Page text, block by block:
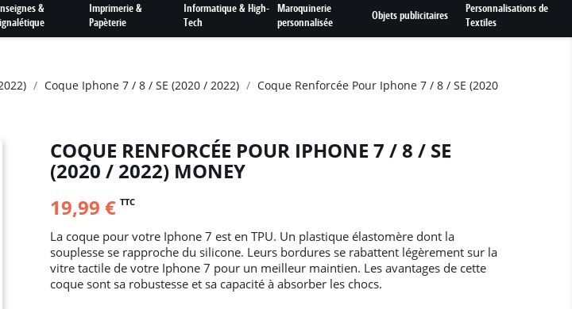
&
Imprimerie &
Papèterie
Informatique & High-
Tech
Maroquinerie
personnalisée
Objets publicitaires
Personnalisations de
Textiles
Coque Iphone 7 / 8 / SE (2020 / 2022)
Coque Renforcée Pour Iphone 7 / 8 / SE (2020
COQUE RENFORCÉE POUR IPHONE 7 / 8 / SE
(2020 / 2022) MONEY
19,99 € TTC
La coque pour votre Iphone 7 est en TPU. Un plastique élastomère dont la
souplesse se rapproche du silicone. Leurs bordures se rabattent légèrement sur la
vitre tactile de votre Iphone 7 pour un meilleur maintien. Les avantages de cette
coque sont sa robustesse et sa capacité à absorber les chocs.